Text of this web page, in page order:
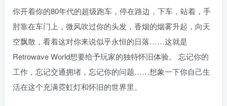
你开着你的80年代的超级跑车，停在路边，下车，站着，手
肘靠在车门上，微风吹过你的头发，香烟的烟雾升起，向天
空飘散，看着这对你来说似乎永恒的日落……这就是
Retrowave World想要给予玩家的独特怀旧体验。 忘记你的
工作，忘记交通拥堵，忘记你的问题……想象一下你自己生
活在这个充满霓虹灯和怀旧的世界里。